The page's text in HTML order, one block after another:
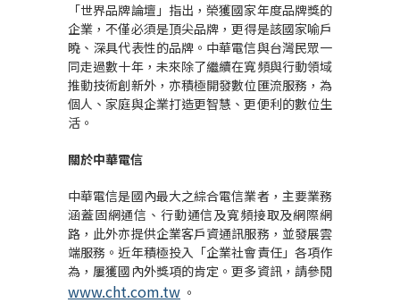
「世界品牌論壇」指出，榮獲國家年度品牌獎的
企業，不僅必須是頂尖品牌，更得是該國家喻戶
曉、深具代表性的品牌。中華電信與台灣民眾一
同走過數十年，未來除了繼續在寬頻與行動領域
推動技術創新外，亦積極開發數位匯流服務，為
個人、家庭與企業打造更智慧、更便利的數位生
活。
關於中華電信
中華電信是國內最大之綜合電信業者，主要業務
涵蓋固網通信、行動通信及寬頻接取及網際網
路，此外亦提供企業客戶資通訊服務，並發展雲
端服務。近年積極投入「企業社會責任」各項作
為，屢獲國內外獎項的肯定。更多資訊，請參閱
www.cht.com.tw 。